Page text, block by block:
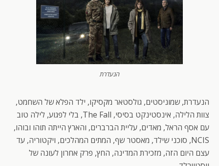
הנעדרת
הנעדרת, שמוניסטים, גולסטאר מקסיקו, ילד הפלא של השחמט,
צוות הלילה, אינסטינקט בסיסי, The Fall, בלי לפגוע, לילה טוב
עם אסף הראל, מאדים, עליית הברברים, והארץ הייתה תוהו ובוהו,
NCIS, סוכני שילד, מאסטר שף, המתים המהלכים, ויקטוריה, עד
עצם היום הזה, מזכירת המדינה, החץ, פרק אחרון לעונה של